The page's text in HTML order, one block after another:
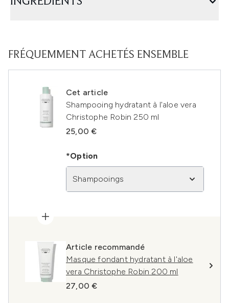
FRÉQUEMMENT ACHETÉS ENSEMBLE
Cet article
Shampooing hydratant à l'aloe vera
Christophe Robin 250 ml
25,00 €
*Option
Shampooings
Article recommandé
Masque fondant hydratant à l'aloe
vera Christophe Robin 200 ml
27,00 €